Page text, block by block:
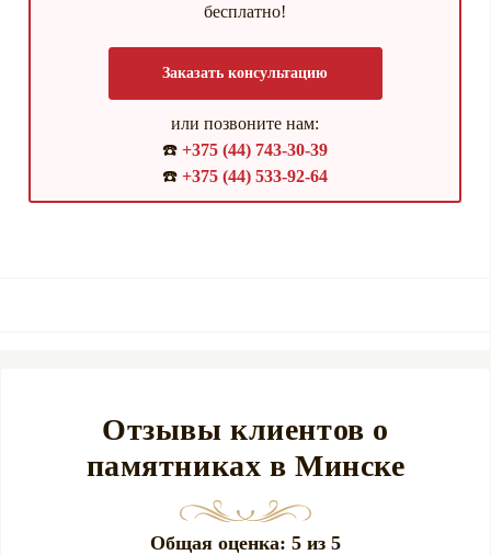
бесплатно!
Заказать консультацию
или позвоните нам:
☎️ +375 (44) 743-30-39
☎️ +375 (44) 533-92-64
Отзывы клиентов о
памятниках в Минске
Общая оценка: 5 из 5